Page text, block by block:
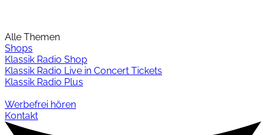
Alle Themen
Shops
Klassik Radio Shop
Klassik Radio Live in Concert Tickets
Klassik Radio Plus
Werbefrei hören
Kontakt